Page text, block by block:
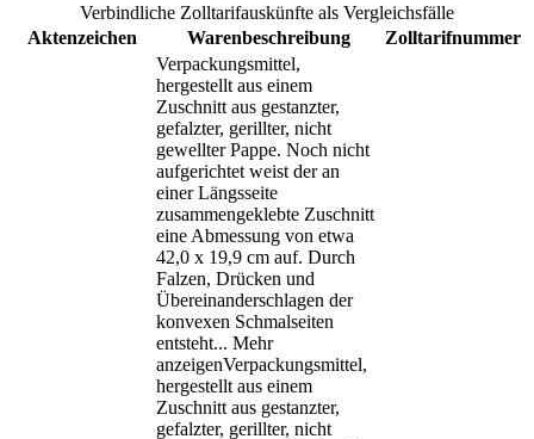
Verbindliche Zolltarifauskünfte als Vergleichsfälle
Aktenzeichen
Warenbeschreibung Zolltarifnummer
Verpackungsmittel,
hergestellt aus einem
Zuschnitt aus gestanzter,
gefalzter, gerillter, nicht
gewellter Pappe. Noch nicht
aufgerichtet weist der an
einer Längsseite
zusammengeklebte Zuschnitt
eine Abmessung von etwa
42,0 x 19,9 cm auf. Durch
Falzen, Drücken und
Übereinanderschlagen der
konvexen Schmalseiten
entsteht... Mehr
anzeigenVerpackungsmittel,
hergestellt aus einem
Zuschnitt aus gestanzter,
gefalzter, gerillter, nicht